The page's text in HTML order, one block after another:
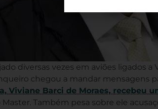
diversas vezes em aviões ligados
chegou a mandar mensagens
Viviane Barci de Moraes, recebeu
Master. Também pesa sobre ele